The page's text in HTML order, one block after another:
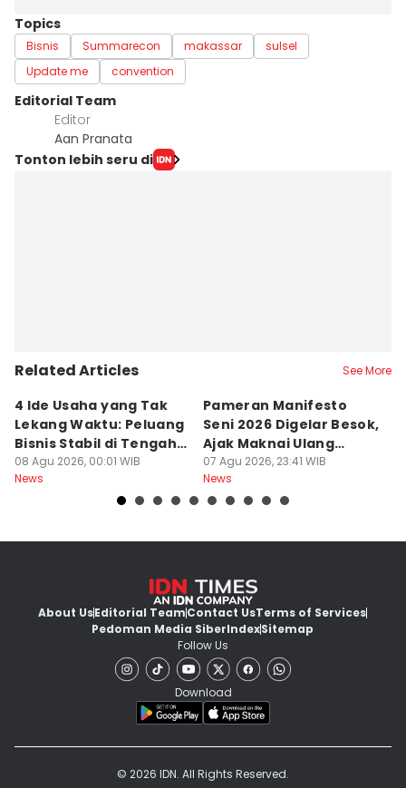
Topics
Bisnis Summarecon makassar
sulsel
Update me
convention
Editorial Team
Editor
Aan Pranata
Tonton lebih seru di
Related Articles See More
4 Ide Usaha yang Tak
Lekang Waktu: Peluang
Bisnis Stabil di Tengah
Perubahan
08 Agu 2026, 00:01 WIB
News
Pameran Manifesto
Seni 2026 Digelar Besok,
Ajak Maknai Ulang
Maritim
07 Agu 2026, 23:41 WIB
News
About UsEditorial TeamContact UsTerms of Services
Pedoman Media SiberIndexSitemap
Follow Us
Download
© 2026 IDN. All Rights Reserved.